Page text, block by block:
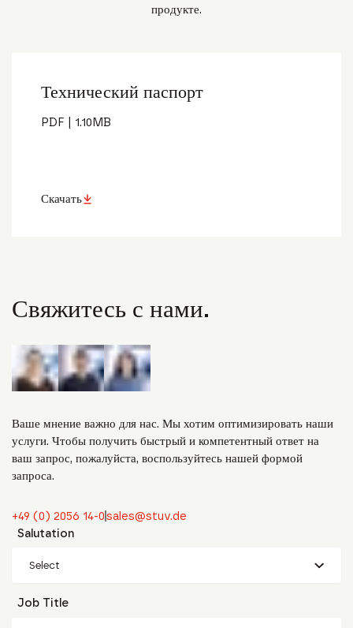
продукте.
Технический паспорт
PDF 1.10 MB
Скачать
Свяжитесь с нами.
Ваше мнение важно для нас. Мы хотим оптимизировать наши
услуги. Чтобы получить быстрый и компетентный ответ на
ваш запрос, пожалуйста, воспользуйтесь нашей формой
запроса.
+49 (0) 2056 14-0sales@stuv.de
Salutation
Select
Job Title